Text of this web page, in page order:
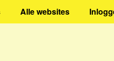
Alle websites